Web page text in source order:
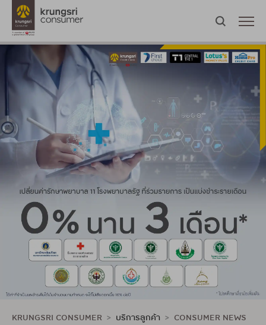
KRUNGSRI CONSUMER บริการลูกค้า
CONSUMER NEWS